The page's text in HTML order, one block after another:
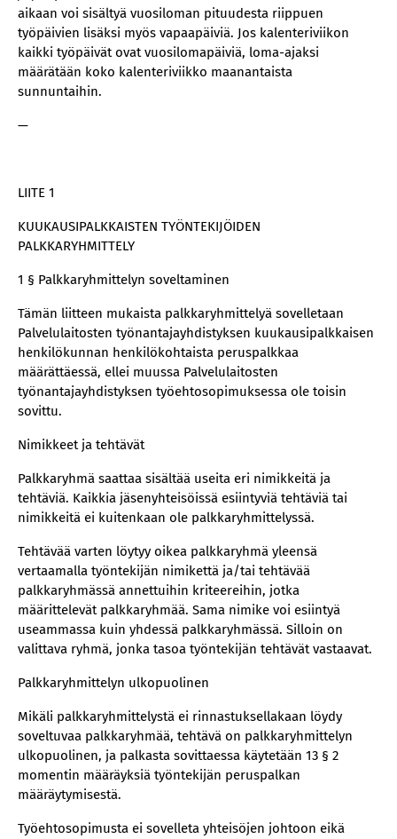
aikaan voi sisältyä vuosiloman pituudesta riippuen
työpäivien lisäksi myös vapaapäiviä. Jos kalenteriviikon
kaikki työpäivät ovat vuosilomapäiviä, loma-ajaksi
määrätään koko kalenteriviikko maanantaista
sunnuntaihin.
—
LIITE 1
KUUKAUSIPALKKAISTEN TYÖNTEKIJÖIDEN
PALKKARYHMITTELY
1 § Palkkaryhmittelyn soveltaminen
Tämän liitteen mukaista palkkaryhmittelyä sovelletaan
Palvelulaitosten työnantajayhdistyksen kuukausipalkkaisen
henkilökunnan henkilökohtaista peruspalkkaa
määrättäessä, ellei muussa Palvelulaitosten
työnantajayhdistyksen työehtosopimuksessa ole toisin
sovittu.
Nimikkeet ja tehtävät
Palkkaryhmä saattaa sisältää useita eri nimikkeitä ja
tehtäviä. Kaikkia jäsenyhteisöissä esiintyviä tehtäviä tai
nimikkeitä ei kuitenkaan ole palkkaryhmittelyssä.
Tehtävää varten löytyy oikea palkkaryhmä yleensä
vertaamalla työntekijän nimikettä ja/tai tehtävää
palkkaryhmässä annettuihin kriteereihin, jotka
määrittelevät palkkaryhmää. Sama nimike voi esiintyä
useammassa kuin yhdessä palkkaryhmässä. Silloin on
valittava ryhmä, jonka tasoa työntekijän tehtävät vastaavat.
Palkkaryhmittelyn ulkopuolinen
Mikäli palkkaryhmittelystä ei rinnastuksellakaan löydy
soveltuvaa palkkaryhmää, tehtävä on palkkaryhmittelyn
ulkopuolinen, ja palkasta sovittaessa käytetään 13 § 2
momentin määräyksiä työntekijän peruspalkan
määräytymisestä.
Työehtosopimusta ei sovelleta yhteisöjen johtoon eikä